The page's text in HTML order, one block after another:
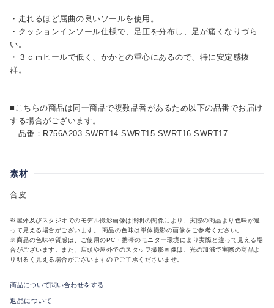
・走れるほど屈曲の良いソールを使用。
・クッションインソール仕様で、足圧を分布し、足が痛くなりづら
い。
・３ｃｍヒールで低く、かかとの重心にあるので、特に安定感抜
群。
■こちらの商品は同一商品で複数品番があるため以下の品番でお届け
する場合がございます。
品番：R756A203 SWRT14 SWRT15 SWRT16 SWRT17
素材
合皮
※屋外及びスタジオでのモデル撮影画像は照明の関係により、実際の商品より色味が違
って見える場合がございます。 商品の色味は単体撮影の画像をご参考ください。
※商品の色味や質感は、ご使用のPC・携帯のモニター環境により実際と違って見える場
合がございます。また、店頭や屋外でのスタッフ撮影画像は、光の加減で実際の商品よ
り明るく見える場合がございますのでご了承くださいませ。
商品について問い合わせをする
返品について